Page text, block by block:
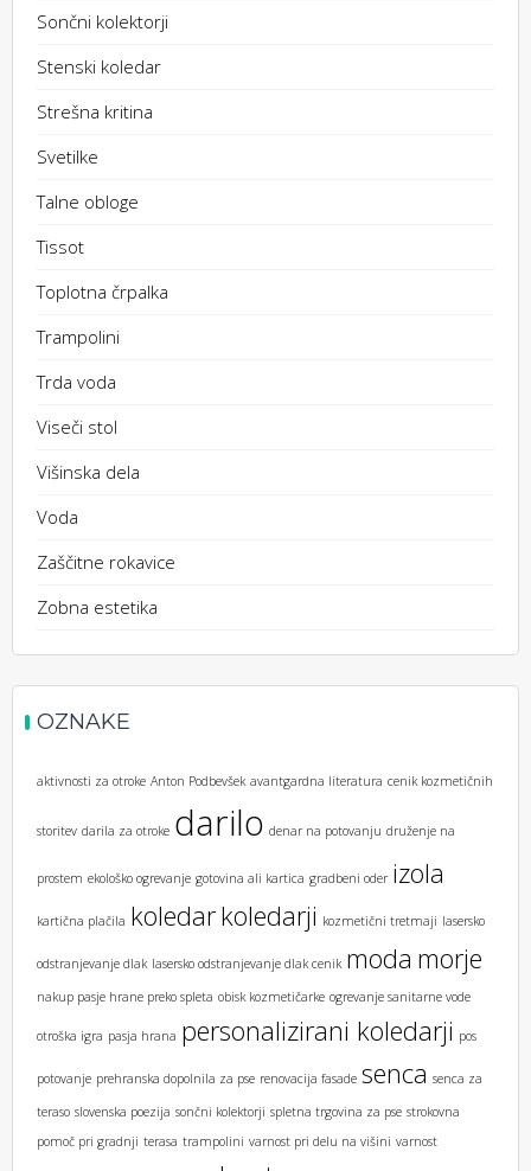
Sončni kolektorji
Stenski koledar
Strešna kritina
Svetilke
Talne obloge
Tissot
Toplotna črpalka
Trampolini
Trda voda
Viseči stol
Višinska dela
Voda
Zaščitne rokavice
Zobna estetika
OZNAKE
aktivnosti za otroke Anton Podbevšek avantgardna literatura cenik kozmetičnih
storitev darila za otroke darilo denar na potovanju druženje na
prostem ekološko ogrevanje gotovina ali kartica gradbeni oder izola
kartična plačila koledarkoledarji kozmetični tretmaji lasersko
odstranjevanje dlak lasersko odstranjevanje dlak cenik moda morje
nakup pasje hrane preko spleta obisk kozmetičarke ogrevanje sanitarne vode
otroška igra pasja hrana personalizirani koledarji pos
potovanje prehranska dopolnila za pse renovacija fasade senca senca za
teraso slovenska poezija sončni kolektorji spletna trgovina za pse strokovna
pomoč pri gradnji terasa trampolini varnost pri delu na višini varnost